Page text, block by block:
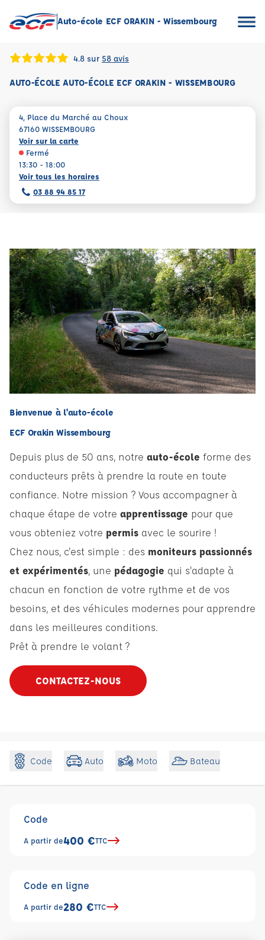
Auto-école ECF ORAKIN - Wissembourg
4.8 sur 58 avis
AUTO-ÉCOLE AUTO-ÉCOLE ECF ORAKIN - WISSEMBOURG
4, Place du Marché au Choux
67160 WISSEMBOURG
Voir sur la carte
Fermé
13:30 - 18:00
Voir tous les horaires
03 88 94 85 17
Bienvenue à l'auto-école
ECF Orakin Wissembourg
Depuis plus de 50 ans, notre auto-école forme des
conducteurs prêts à prendre la route en toute
confiance. Notre mission ? Vous accompagner à
chaque étape de votre apprentissage pour que
vous obteniez votre permis avec le sourire !
Chez nous, c'est simple : des moniteurs passionnés
et expérimentés, une pédagogie qui s'adapte à
chacun en fonction de votre rythme et de vos
besoins, et des véhicules modernes pour apprendre
dans les meilleures conditions.
Prêt à prendre le volant ?
CONTACTEZ-NOUS
Code Auto Moto Bateau
Code
A partir de400 €TTC
Code en ligne
A partir de280 €TTC